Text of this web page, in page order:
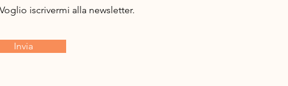
Voglio iscrivermi alla newsletter.
Invia